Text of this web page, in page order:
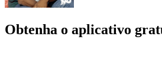
Obtenha o aplicativo